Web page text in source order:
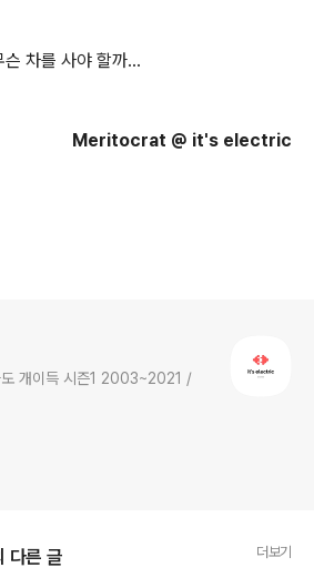
슨 차를 사야 할까...
Meritocrat @ it's electric
도 개이득 시즌1 2003~2021 /
다른 글 더보기